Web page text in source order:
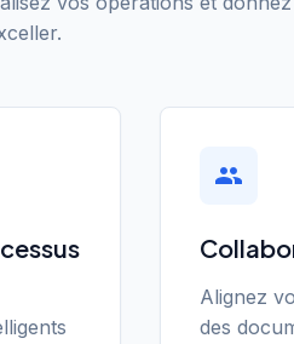
Alignez
des